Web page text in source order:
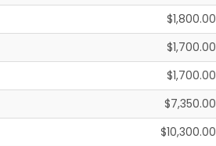
$1,800.00
$1,700.00
$1,700.00
$7,350.00
$10,300.00